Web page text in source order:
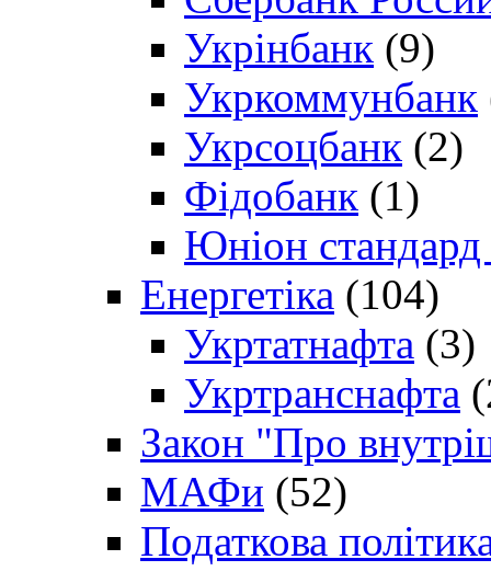
Укрінбанк (9)
Укркоммунбанк
Укрсоцбанк (2)
Фідобанк (1)
Юніон стандард
Енергетіка (104)
Укртатнафта (3)
Укртранснафта
Закон "Про
МАФи (52)
Податкова